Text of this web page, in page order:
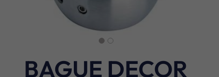
BAGUE DECOR